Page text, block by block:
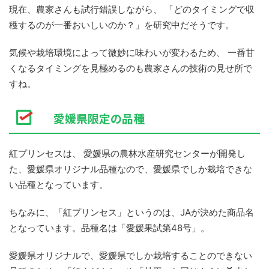
現在、農家さんも試行錯誤しながら、 「どのタイミングで収
穫するのが一番おいしいのか？」 を研究中だそうです。
気候や栽培環境によって微妙に味わいが変わるため、 一番甘
くなるタイミングを見極めるのも農家さんの技術の見せ所で
すね。
愛媛県限定の品種
紅プリンセスは、 愛媛県の農林水産研究センターが開発し
た、 愛媛県オリジナル品種なので、 愛媛県でしか栽培できな
い品種となっています。
ちなみに、「紅プリンセス」というのは、 JAが決めた商品名
となっています。品種名は「愛媛果試第48号」。
愛媛県オリジナルで、 愛媛県でしか栽培することのできない